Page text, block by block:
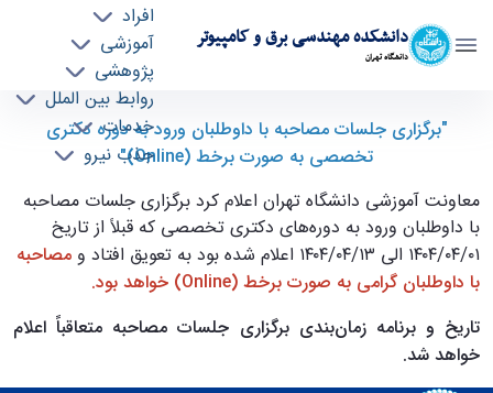
دانشکده مهندسی برق و کامپیوتر
دانشگاه تهران
افراد
آموزشی
پژوهشی
روابط بین الملل
خدمات
جذب نیرو
برگزاری جلسات مصاحبه با داوطلبان ورود به دوره
دکتری تخصصی به صورت برخط - ece- دانشکده
مهندسی برق و کامپیوتر
"برگزاری جلسات مصاحبه با داوطلبان ورود به دوره دکتری
تخصصی به صورت برخط (Online)"
معاونت آموزشی دانشگاه تهران اعلام کرد برگزاری جلسات مصاحبه
با داوطلبان ورود به دوره‌های دکتری تخصصی که قبلاً از تاریخ
۰۱/‏۰۴/‏۱۴۰۴ الی ۱۳/‏۰۴/‏۱۴۰۴ اعلام شده بود به تعویق افتاد و
مصاحبه
با داوطلبان گرامی به صورت برخط (Online) خواهد بود.
تاریخ و برنامه زمان‌بندی برگزاری جلسات مصاحبه متعاقباً اعلام
خواهد شد.